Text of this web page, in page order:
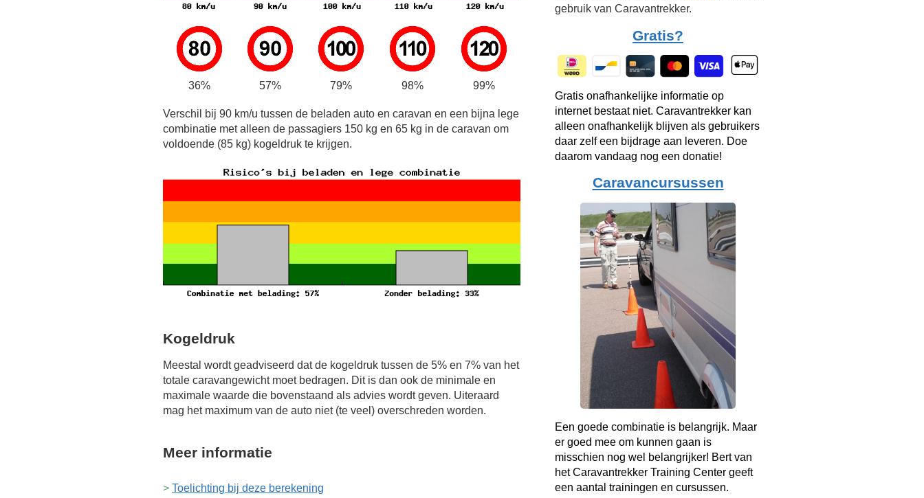
36% 57% 79% 98% 99%
Verschil bij 90 km/u tussen de beladen auto en caravan en een bijna lege
combinatie met alleen de passagiers 150 kg en 65 kg in de caravan om
voldoende (85 kg) kogeldruk te krijgen.
Kogeldruk
Meestal wordt geadviseerd dat de kogeldruk tussen de 5% en 7% van het
totale caravangewicht moet bedragen. Dit is dan ook de minimale en
maximale waarde die bovenstaand als advies wordt geven. Uiteraard
mag het maximum van de auto niet (te veel) overschreden worden.
Meer informatie
Toelichting bij deze berekening
gebruik van Caravantrekker.
Gratis?
Gratis onafhankelijke informatie op
internet bestaat niet. Caravantrekker kan
alleen onafhankelijk blijven als gebruikers
daar zelf een bijdrage aan leveren. Doe
daarom vandaag nog een donatie!
Caravancursussen
Een goede combinatie is belangrijk. Maar
er goed mee om kunnen gaan is
misschien nog wel belangrijker! Bert van
het Caravantrekker Training Center geeft
een aantal trainingen en cursussen.